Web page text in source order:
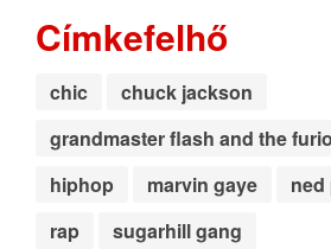
Címkefelhő
chic
chuck jackson
grandmaster flash and the
hiphop
marvin gaye
rap
sugarhill gang